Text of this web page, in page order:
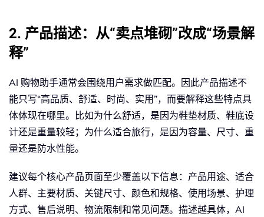
2. 产品描述：从“卖点堆砌”改成“场景解
释”
AI 购物助手通常会围绕用户需求做匹配。因此产品描述不
能只写“高品质、舒适、时尚、实用”，而要解释这些特点具
体体现在哪里。比如为什么舒适，是因为鞋垫材质、鞋底设
计还是重量较轻；为什么适合旅行，是因为容量、尺寸、重
量还是防水性能。
建议每个核心产品页面至少覆盖以下信息：产品用途、适合
人群、主要材质、关键尺寸、颜色和规格、使用场景、护理
方式、售后说明、物流限制和常见问题。描述越具体，AI